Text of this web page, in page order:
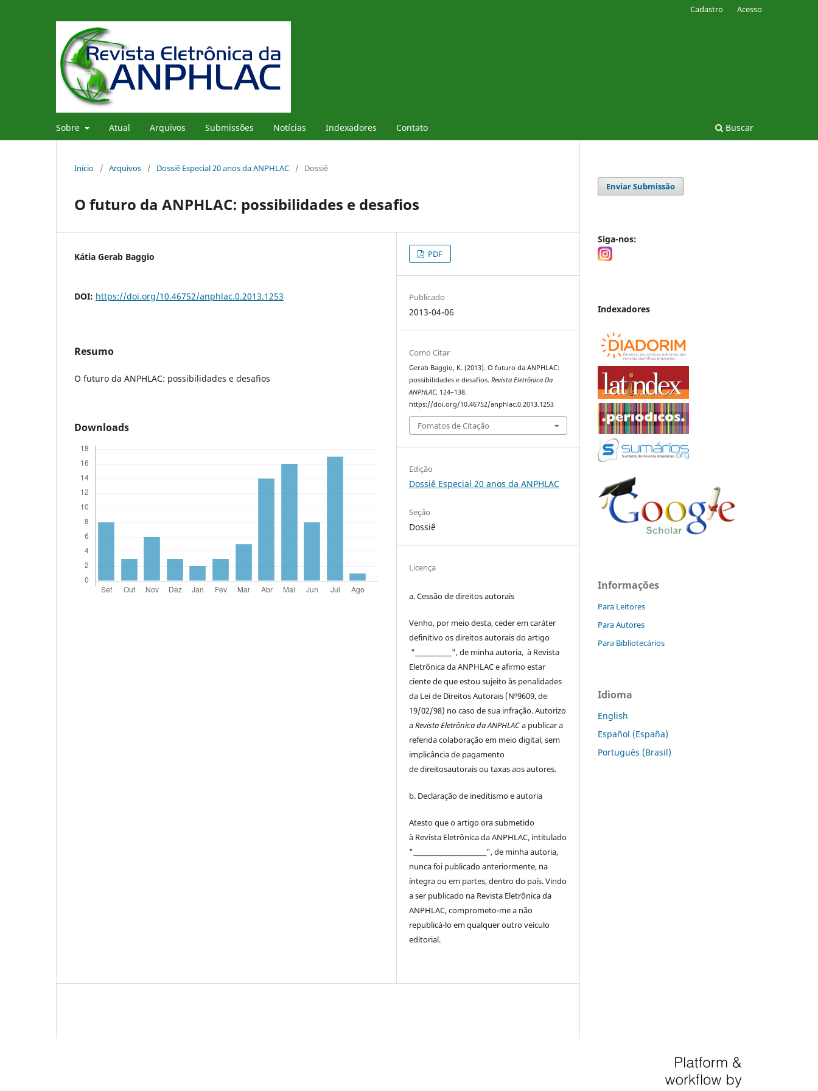
Sobre Atual Arquivos Submissões Notícias Indexadores Contato Buscar
Cadastro Acesso
Início / Arquivos / Dossiê Especial 20 anos da ANPHLAC / Dossiê
O futuro da ANPHLAC: possibilidades e desafios
Kátia Gerab Baggio
DOI: https://doi.org/10.46752/anphlac.0.2013.1253
Resumo
O futuro da ANPHLAC: possibilidades e desafios
Downloads
PDF
Publicado
2013-04-06
Como Citar
Gerab Baggio, K. (2013). O futuro da ANPHLAC:
possibilidades e desafios.Revista Eletrônica Da
ANPHLAC, 124–138.
https://doi.org/10.46752/anphlac.0.2013.1253
Fomatos de Citação
Edição
Dossiê Especial 20 anos da ANPHLAC
Seção
Dossiê
Licença
a. Cessão dedireitosautorais
Venho, por meio desta, ceder em caráter
definitivo osdireitosautoraisdo artigo
"____________", de minha autoria, à Revista
Eletrônica da ANPHLACe afirmo estar
ciente de que estou sujeito às penalidades
da Lei de DireitosAutorais (Nº9609, de
19/02/98) no caso de sua infração. Autorizo
aRevista Eletrônica da ANPHLACa publicar a
referida colaboração em meio digital, sem
implicância de pagamento
dedireitosautoraisou taxas aos autores.
b. Declaração de ineditismo e autoria
Atesto que o artigo ora submetido
à Revista Eletrônica da ANPHLAC, intitulado
"________________________", de minha autoria,
nunca foi publicado anteriormente, na
íntegra ou em partes, dentrodo país. Vindo
a ser publicado na Revista Eletrônica da
ANPHLAC, comprometo-me a não
republicá-lo em qualquer outro veículo
editorial.
Enviar Submissão
Siga-nos:
Indexadores
Informações
Para Leitores
Para Autores
Para Bibliotecários
Idioma
English
Español (España)
Português (Brasil)